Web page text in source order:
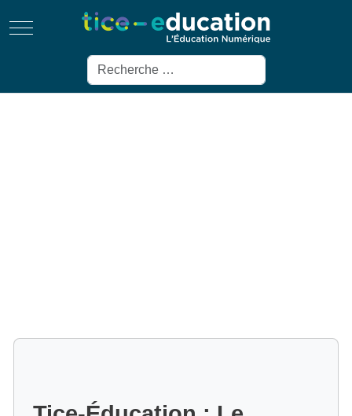
Mobile Menu Toggle
Rechercher